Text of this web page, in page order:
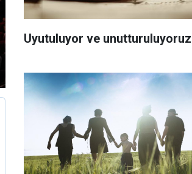
Uyutuluyor ve unutturuluyoruz